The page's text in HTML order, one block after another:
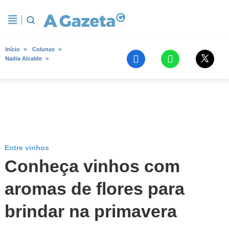
Início
Colunas
Nadia Alcalde
Entre vinhos
Conheça vinhos com
aromas de flores para
brindar na primavera